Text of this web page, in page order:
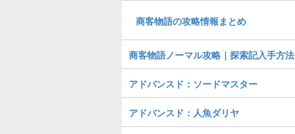
商客物語の攻略情報まとめ
商客物語ノーマル攻略｜探索記入手方法
アドバンスド：ソードマスター
アドバンスド：人魚ダリヤ